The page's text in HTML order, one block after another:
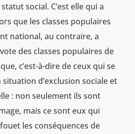
social. C’est elle qui a
que les classes populaires
national, au contraire, a
des classes populaires de
c’est-à-dire de ceux qui se
d’exclusion sociale et
: non seulement ils sont
mais ce sont eux qui
les conséquences de